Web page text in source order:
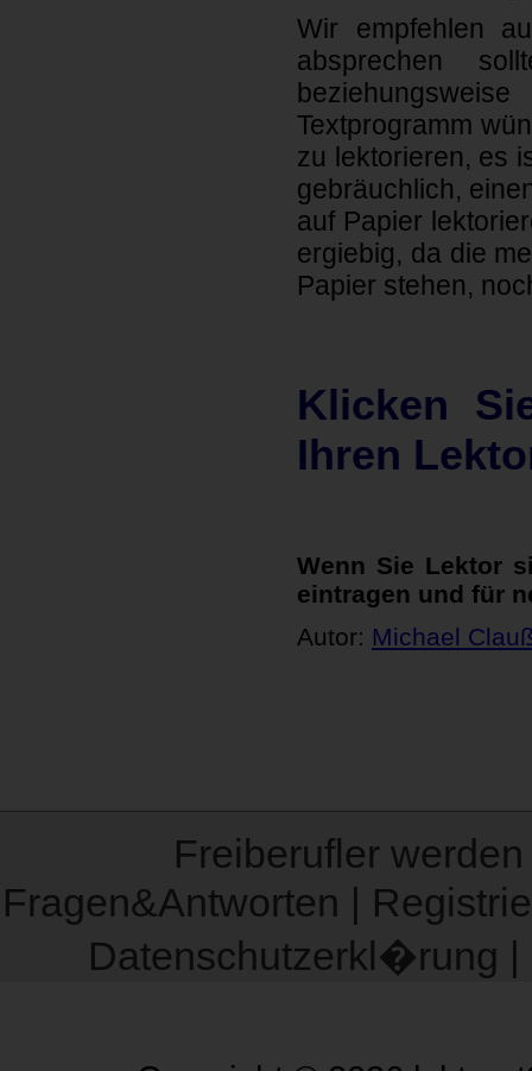
Wir empfehlen
absprechen
Textprogramm
zu lektorieren, es
gebräuchlich,
auf Papier
ergiebig, da die
Papier stehen,
Klicken
Ihren
Wenn Sie Lektor
eintragen und für
Autor: Michael
Freiberufler werden
Fragen&Antworten |
Datenschutzerkl�rung |